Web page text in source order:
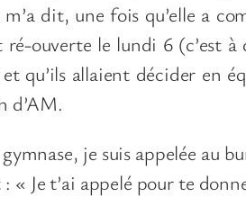
dit, une fois qu’elle a
ré-ouverte le lundi 6 (c’est
qu’ils allaient décider en
d’AM.
je suis appelée au
Je t’ai appelé pour te